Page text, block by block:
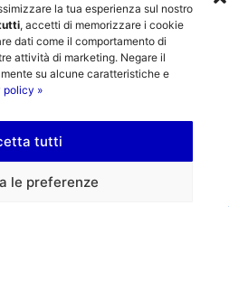
la tua esperienza sul nostro
, accetti di memorizzare i cookie
dati come il comportamento di
attività di marketing. Negare il
su alcune caratteristiche e
policy »
tutti
le preferenze
le attività programmate
funzione delle restrizioni
scuole a causa della
successivi, educatori e
svolto separatamente le
e di educativa digitale,
per mettere a punto
integrata. Con